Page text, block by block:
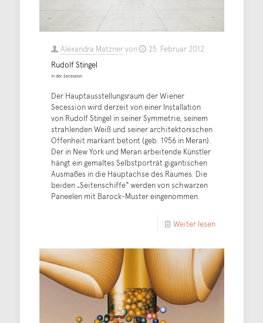
Alexandra Matznervon
25. Februar 2012
Rudolf Stingel
in der Secession
Der Hauptausstellungsraum der Wiener
Secession wird derzeit von einer Installation
von Rudolf Stingel in seiner Symmetrie, seinem
strahlenden Weiß und seiner architektonischen
Offenheit markant betont (geb. 1956 in Meran).
Der in New York und Meran arbeitende Künstler
hängt ein gemaltes Selbstporträt gigantischen
Ausmaßes in die Hauptachse des Raumes. Die
beiden „Seitenschiffe“ werden von schwarzen
Paneelen mit Barock-Muster eingenommen.
Weiter lesen